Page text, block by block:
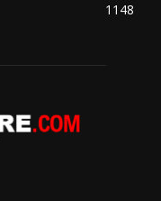
1148